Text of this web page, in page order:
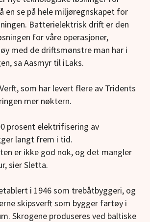
en se på hele miljøregnskapet for
Batterielektrisk drift er den
for våre operasjoner,
med de driftsmønstre man har i
sa Aasmyr til iLaks.
som har levert flere av Tridents
mer nøktern.
prosent elektrifisering av
langt frem i tid.
er ikke god nok, og det mangler
sier Sletta.
i 1946 som trebåtbyggeri, og
skipsverft som bygger fartøy i
Skrogene produseres ved baltiske